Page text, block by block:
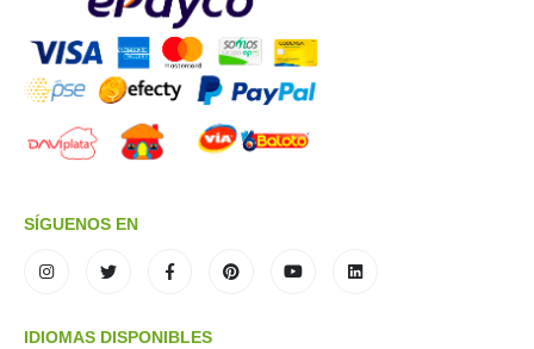
SÍGUENOS EN
IDIOMAS DISPONIBLES